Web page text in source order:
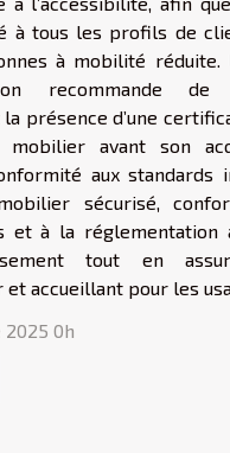
à tous les profils de
à mobilité réduite.
recommande de
présence d’une
avant son
aux standards
sécurisé,
et à la réglementation
tout en
accueillant pour les
2025 0h